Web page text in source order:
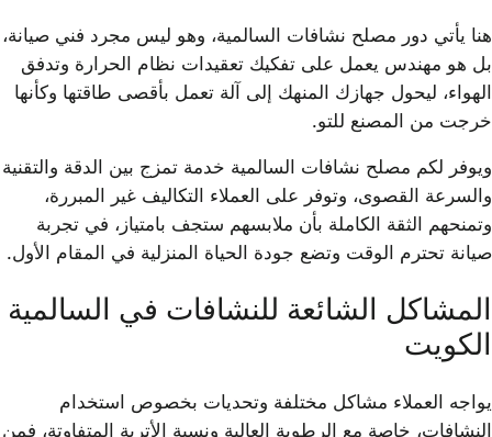
هنا يأتي دور مصلح نشافات السالمية، وهو ليس مجرد فني صيانة،
بل هو مهندس يعمل على تفكيك تعقيدات نظام الحرارة وتدفق
الهواء، ليحول جهازك المنهك إلى آلة تعمل بأقصى طاقتها وكأنها
خرجت من المصنع للتو.
ويوفر لكم مصلح نشافات السالمية خدمة تمزج بين الدقة والتقنية
والسرعة القصوى، وتوفر على العملاء التكاليف غير المبررة،
وتمنحهم الثقة الكاملة بأن ملابسهم ستجف بامتياز، في تجربة
صيانة تحترم الوقت وتضع جودة الحياة المنزلية في المقام الأول.
المشاكل الشائعة للنشافات في السالمية
الكويت
يواجه العملاء مشاكل مختلفة وتحديات بخصوص استخدام
النشافات، خاصة مع الرطوبة العالية ونسبة الأتربة المتفاوتة، فمن